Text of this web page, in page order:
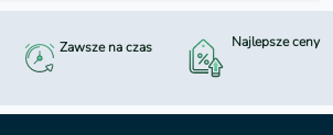
Zawsze na czas Najlepsze ceny